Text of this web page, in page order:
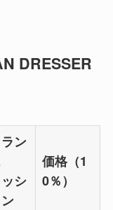
DRESSER
ラン
ッシ
価格（1
0％）